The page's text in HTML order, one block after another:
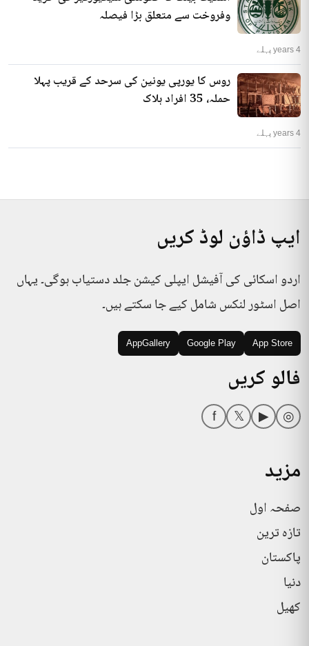
وفروخت سے متعلق بڑا فیصلہ
4 years پہلے
روس کا یورپی یونین کی سرحد کے قریب پہلا
حملہ، 35 افراد ہلاک
4 years پہلے
ایپ ڈاؤن لوڈ کریں
اردو اسکائی کی آفیشل ایپلی کیشن جلد دستیاب ہوگی۔ یہاں
اصل اسٹور لنکس شامل کیے جا سکتے ہیں۔
App Store
Google Play
AppGallery
فالو کریں
◎
▶
𝕏
f
مزید
صفحہ اول
تازہ ترین
پاکستان
دنیا
کھیل